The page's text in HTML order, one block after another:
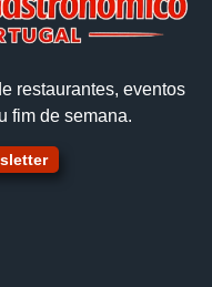
restaurantes, eventos
fim de semana.